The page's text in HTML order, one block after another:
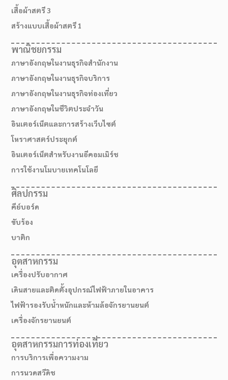
เสื้อผ้าสตรี 3
สร้างแบบเสื้อผ้าสตรี 1
พาณิชยกรรม
ภาษาอังกฤษในงานธุรกิจสำนักงาน
ภาษาอังกฤษในงานธุรกิจบริการ
ภาษาอังกฤษในงานธุรกิจท่องเที่ยว
ภาษาอังกฤษในชีวิตประจำวัน
อินเตอร์เน็ตและการสร้างเว็บไซต์
โหราศาสตร์ประยุกต์
อินเตอร์เน็ตสำหรับงานอีคอมเมิร์ช
การใช้งานโมบายเทคโนโลยี
ศิลปกรรม
คีย์บอร์ด
ขับร้อง
บาติก
อุตสาหกรรม
เครื่องปรับอากาศ
เดินสายและติดตั้งอุปกรณ์ไฟฟ้าภายในอาคาร
ไฟฟ้ารองรับน้ำหนักและห้ามล้อจักรยานยนต์
เครื่องจักรยานยนต์
อุตสาหกรรมการท่องเที่ยว
การบริการเพื่อความงาม
การนวดสวีดิช